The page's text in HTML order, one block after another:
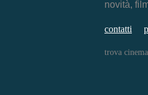
novità,
contatti
trova